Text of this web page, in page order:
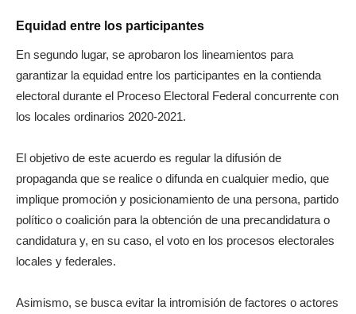
Equidad entre los participantes
En segundo lugar, se aprobaron los lineamientos para
garantizar la equidad entre los participantes en la contienda
electoral durante el Proceso Electoral Federal concurrente con
los locales ordinarios 2020-2021.
El objetivo de este acuerdo es regular la difusión de
propaganda que se realice o difunda en cualquier medio, que
implique promoción y posicionamiento de una persona, partido
político o coalición para la obtención de una precandidatura o
candidatura y, en su caso, el voto en los procesos electorales
locales y federales.
Asimismo, se busca evitar la intromisión de factores o actores